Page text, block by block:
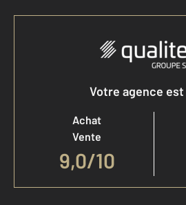
Votre agence
Achat
Vente
9,0/10